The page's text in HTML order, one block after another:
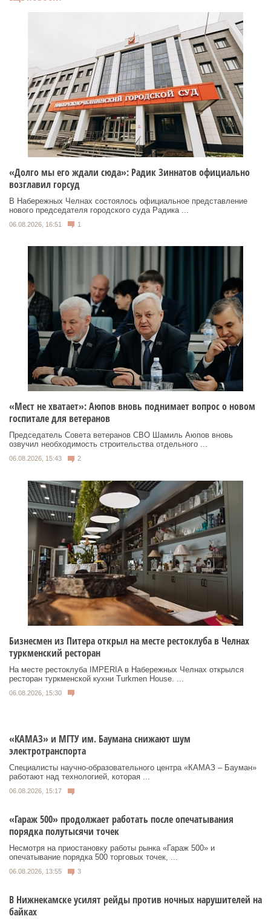
«Долго мы его ждали сюда»: Радик Зиннатов официально
возглавил горсуд
В Набережных Челнах состоялось официальное представление
нового председателя городского суда Радика ...
06.08.2026, 16:51 1
«Мест не хватает»: Аюпов вновь поднимает вопрос о новом
госпитале для ветеранов
Председатель Совета ветеранов СВО Шамиль Аюпов вновь
озвучил необходимость строительства отдельного ...
06.08.2026, 15:43 2
Бизнесмен из Питера открыл на месте рестоклуба в Челнах
туркменский ресторан
На месте рестоклуба IMPERIA в Набережных Челнах открылся
ресторан туркменской кухни Turkmen House. ...
06.08.2026, 15:30
«КАМАЗ» и МГТУ им. Баумана снижают шум
электротранспорта
Специалисты научно-образовательного центра «КАМАЗ – Бауман»
работают над технологией, которая ...
06.08.2026, 15:17
«Гараж 500» продолжает работать после опечатывания
порядка полутысячи точек
Несмотря на приостановку работы рынка «Гараж 500» и
опечатывание порядка 500 торговых точек, ...
06.08.2026, 13:55 3
В Нижнекамске усилят рейды против ночных нарушителей на
байках